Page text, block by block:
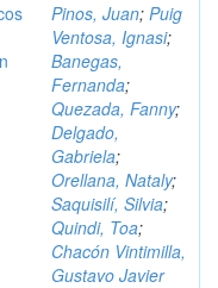
Pinos, Juan; Puig
Ventosa, Ignasi;
Banegas,
Fernanda;
Quezada, Fanny;
Delgado,
Gabriela;
Orellana, Nataly;
Saquisilí, Silvia;
Quindi, Toa;
Chacón Vintimilla,
Gustavo Javier